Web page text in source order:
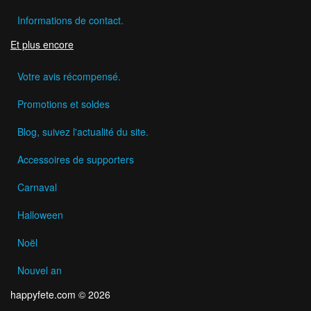
Informations de contact.
Et plus encore
Votre avis récompensé.
Promotions et soldes
Blog, suivez l'actualité du site.
Accessoires de supporters
Carnaval
Halloween
Noël
Nouvel an
happyfete.com © 2026